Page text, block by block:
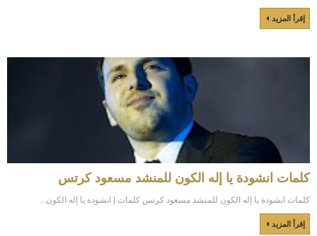
إقرأ المزيد
كلمات انشودة يا إله الكون للمنشد مسعود كرتس
كلمات انشودة يا إله الكون للمنشد مسعود كرتس كلمات | انشودة يا إله الكون...
إقرأ المزيد